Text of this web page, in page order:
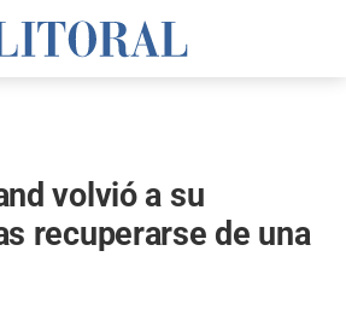
volvió a su
recuperarse de una